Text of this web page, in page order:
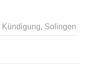
Kündigung, Solingen